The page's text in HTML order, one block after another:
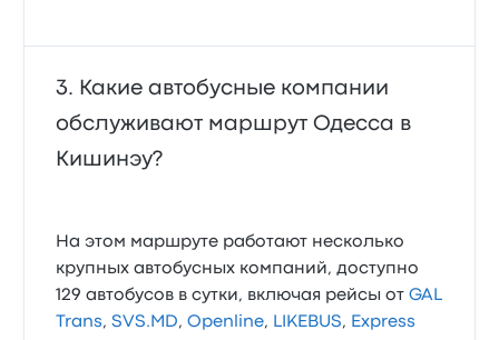
Какие автобусные компании
обслуживают маршрут Одесса в
Кишинэу?
На этом маршруте работают несколько
крупных автобусных компаний, доступно
129 автобусов в сутки, включая рейсы отGAL
Trans,SVS.MD,Openline, LIKEBUS, Express